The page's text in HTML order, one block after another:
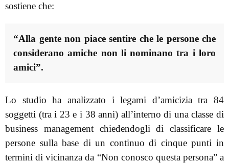
sostiene che:
“Alla gente non piace sentire che le persone che
considerano amiche non li nominano tra i loro
amici”.
Lo studio ha analizzato i legami d’amicizia tra 84
soggetti (tra i 23 e i 38 anni) all’interno di una classe di
business management chiedendogli di classificare le
persone sulla base di un continuo di cinque punti in
termini di vicinanza da “Non conosco questa persona” a